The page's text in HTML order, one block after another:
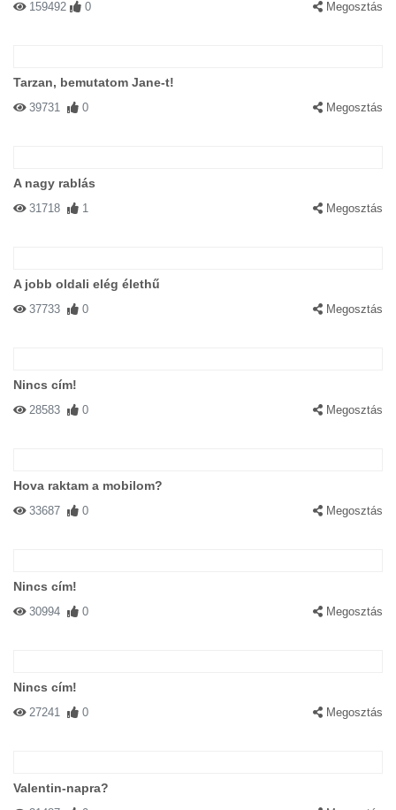
159492 0 Megosztás
Tarzan, bemutatom Jane-t!
39731 0 Megosztás
A nagy rablás
31718 1 Megosztás
A jobb oldali elég élethű
37733 0 Megosztás
Nincs cím!
28583 0 Megosztás
Hova raktam a mobilom?
33687 0 Megosztás
Nincs cím!
30994 0 Megosztás
Nincs cím!
27241 0 Megosztás
Valentin-napra?